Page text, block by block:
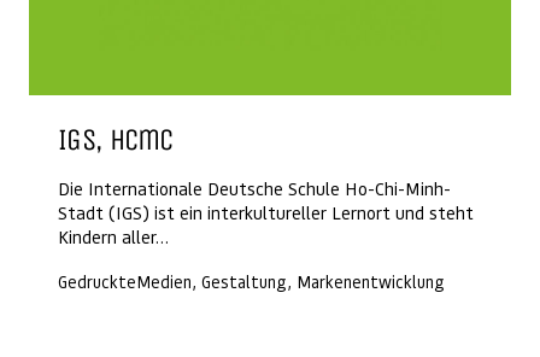
IGS, Hcmc
Die Internationale Deutsche Schule Ho-Chi-Minh-
Stadt (IGS) ist ein interkultureller Lernort und steht
Kindern aller…
GedruckteMedien, Gestaltung, Markenentwicklung